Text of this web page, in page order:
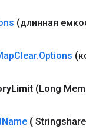
(длинная
Clear.Options
Limit (Long
Name (